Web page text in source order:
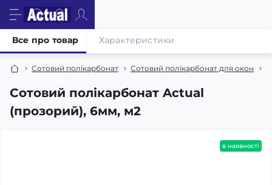
Сотовий полікарбонат Сотовий полікарбонат для окон
Сотовий полікарбонат Actual
(прозорий), 6мм, м2
Все про товар Характеристики
в наявності